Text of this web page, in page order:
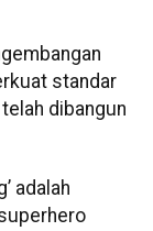
standar
dibangun
adalah